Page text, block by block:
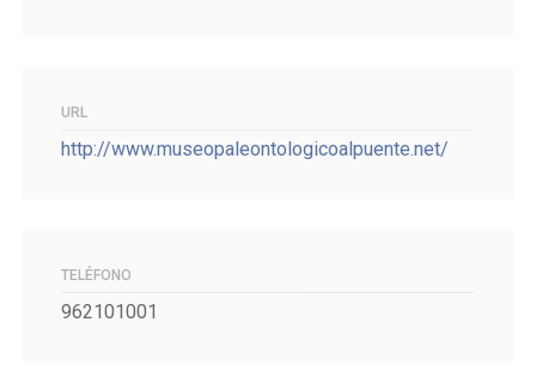
URL
http://www.museopaleontologicoalpuente.net/
TELÉFONO
962101001